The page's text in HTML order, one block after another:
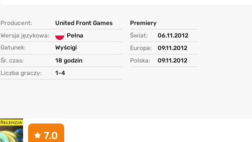
Producent:
United Front Games
Wersja językowa:
Pełna
Gatunek:
Wyścigi
Śr. czas:
18 godzin
Liczba graczy:
1-4
Premiery
Świat:
06.11.2012
Europa:
09.11.2012
Polska:
09.11.2012
7.0